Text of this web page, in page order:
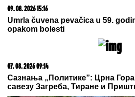
(VIDEO) TRUDNA
LUKU NA PINK
ljube u kolima, ne
pred porođaj
operaciji: Otkrio
sam nekoliko